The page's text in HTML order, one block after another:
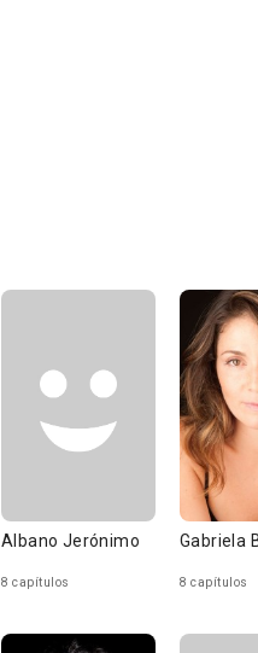
Albano Jerónimo
8 capítulos
Gabriela
8 capítulos